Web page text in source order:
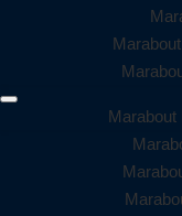
Marabout